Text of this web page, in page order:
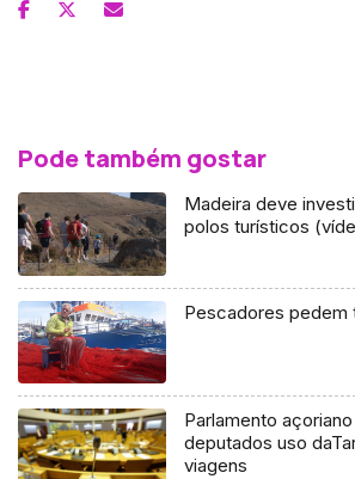
Pode também gostar
Madeira deve
polos turísticos
Pescadores pedem
Parlamento
deputados uso
viagens